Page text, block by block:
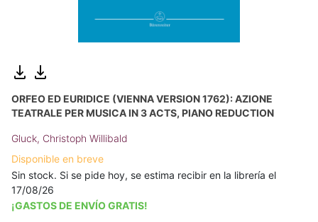
ORFEO ED EURIDICE (VIENNA VERSION 1762): AZIONE
TEATRALE PER MUSICA IN 3 ACTS, PIANO REDUCTION
Gluck, Christoph Willibald
Disponible en breve
Sin stock. Si se pide hoy, se estima recibir en la librería el
17/08/26
¡GASTOS DE ENVÍO GRATIS!